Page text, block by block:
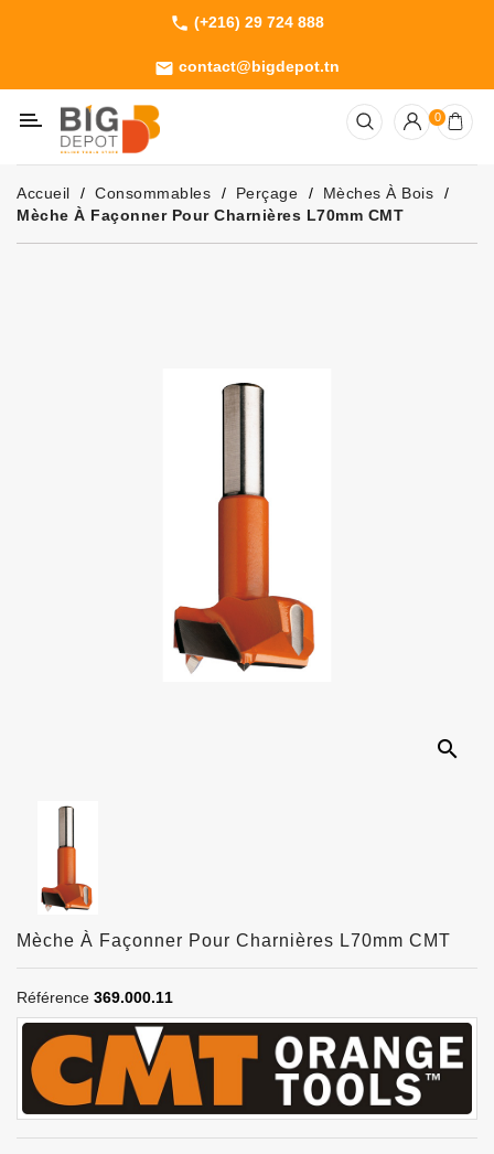
phone (+216) 29 724 888
email contact@bigdepot.tn
Machines
Outillage
Jardinage
Consommables
0
Accueil Consommables Perçage
Mèches À Bois
Mèche À Façonner Pour Charnières L70mm CMT
search
Mèche À Façonner Pour Charnières L70mm CMT
Référence 369.000.11